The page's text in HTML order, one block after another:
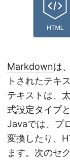
Markdownは
トされたテキ
テキストは、
式設定タイプ
Javaでは、プ
変換したり、
ます。次のセ